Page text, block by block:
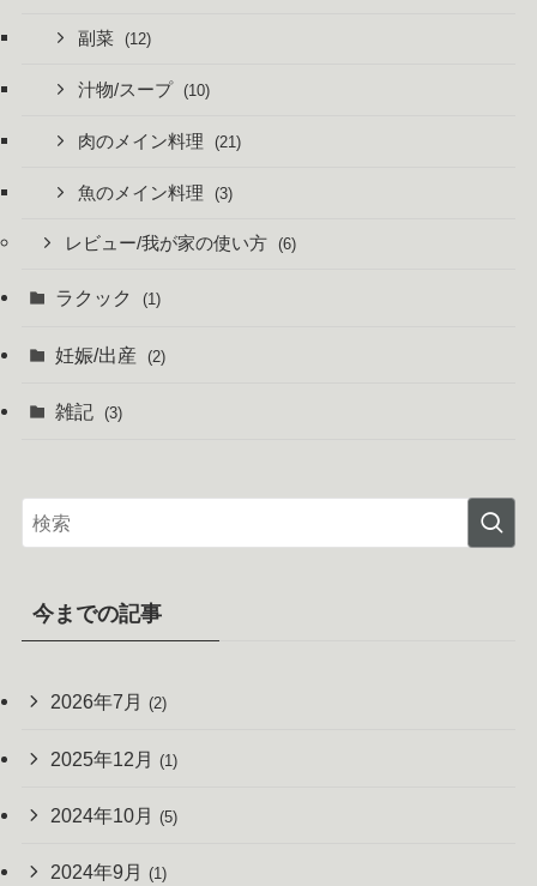
副菜 (12)
汁物/スープ (10)
肉のメイン料理 (21)
魚のメイン料理 (3)
レビュー/我が家の使い方 (6)
ラクック (1)
妊娠/出産 (2)
雑記 (3)
今までの記事
2026年7月 (2)
2025年12月 (1)
2024年10月 (5)
2024年9月 (1)